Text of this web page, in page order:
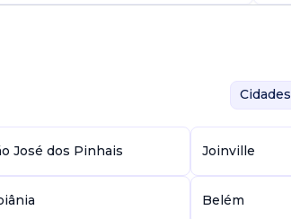
Cidades
José dos Pinhais Joinville
Belém